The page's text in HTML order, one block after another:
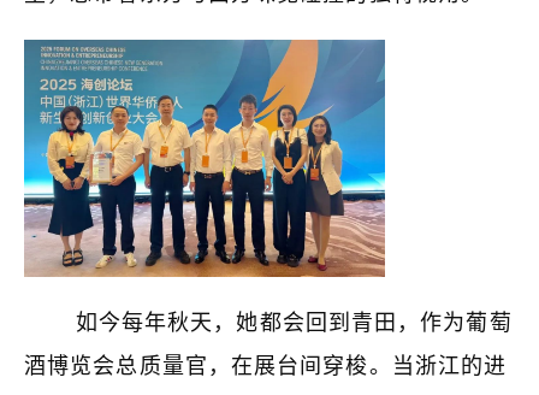
如今每年秋天，她都会回到青田，作为葡萄
酒博览会总质量官，在展台间穿梭。当浙江的进